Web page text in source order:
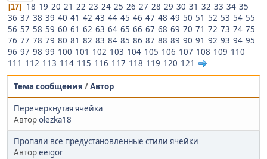
17 18 19 20 21 22 23 24 25 26 27 28 29 30 31 32 33 34 35
36 37 38 39 40 41 42 43 44 45 46 47 48 49 50 51 52 53 54 55
56 57 58 59 60 61 62 63 64 65 66 67 68 69 70 71 72 73 74 75
76 77 78 79 80 81 82 83 84 85 86 87 88 89 90 91 92 93 94 95
96 97 98 99 100 101 102 103 104 105 106 107 108 109 110
111 112 113 114 115 116 117 118 119 120 121
Тема сообщения /Автор
Перечеркнутая ячейка
Авторolezka18
Пропали все предустановленные стили ячейки
Авторeeigor